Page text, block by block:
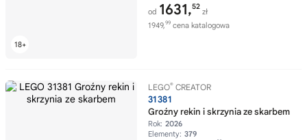
od 1631,52
zł
1949,99 cena katalogowa
LEGO® CREATOR
31381
Groźny rekin i skrzynia ze skarbem
Rok: 2026
Elementy: 379